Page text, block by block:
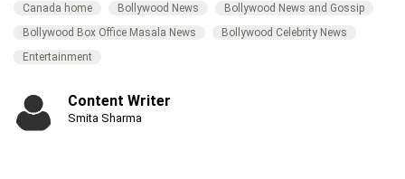
Canada home
Bollywood News
Bollywood News and Gossip
Bollywood Box Office Masala News
Bollywood Celebrity News
Entertainment
Content Writer
Smita Sharma